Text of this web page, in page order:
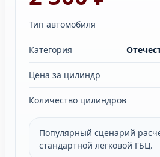
Тип автомобиля
Категория
Цена за цилиндр
Количество цилиндров
Популярный сценарий
стандартной легковой ГБЦ.